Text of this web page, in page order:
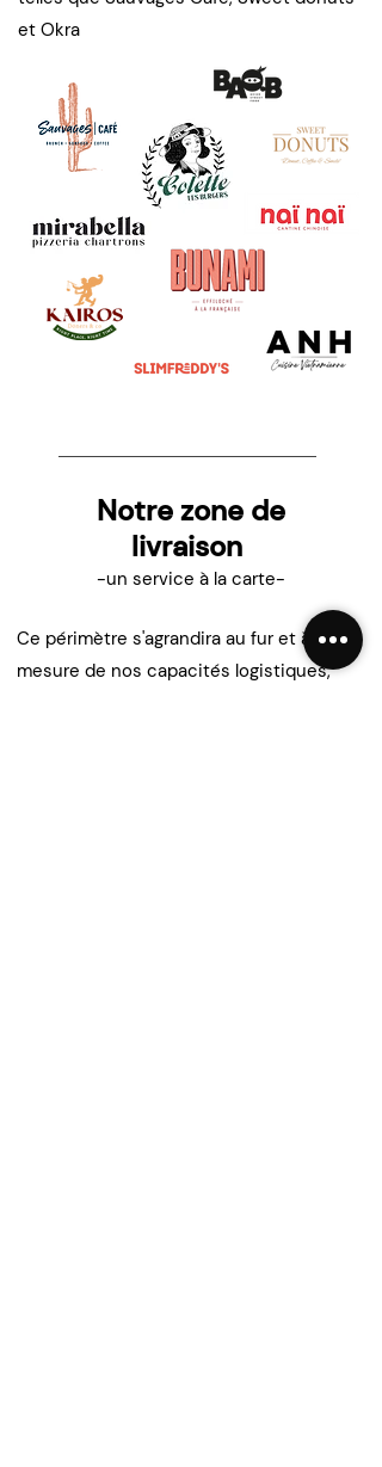
et Okra
Notre zone de
livraison
-un service à la carte-
Ce périmètre s'agrandira au fur et à
mesure de nos capacités logistiques,